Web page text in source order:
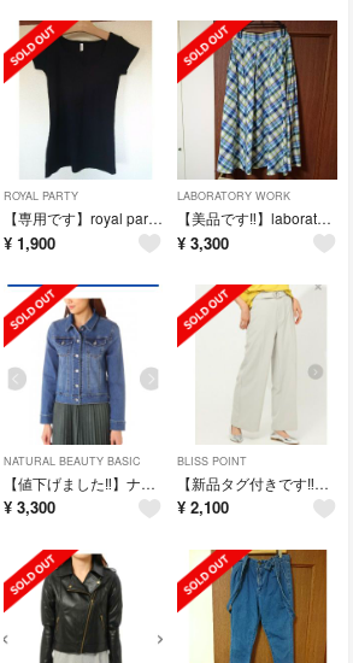
ROYAL PARTY
【専用です】royal partyトップス
¥ 1,900
LABORATORY WORK
【美品です‼️】laboratoryworkスカート
¥ 3,300
NATURAL BEAUTY BASIC
【値下げました‼️】ナチュビのGジャン
¥ 3,300
BLISS POINT
【新品タグ付きです‼️】BLISSPOINTパンツ
¥ 2,100